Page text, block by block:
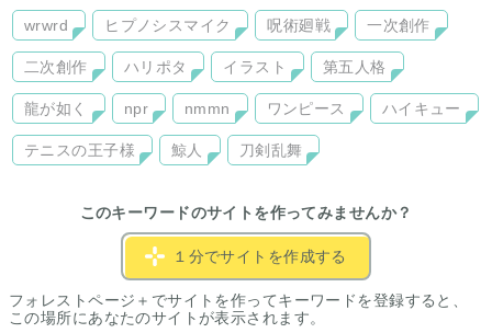
wrwrd ヒプノシスマイク 呪術廻戦 一次創作
二次創作 ハリポタ イラスト 第五人格
龍が如く npr nmmn ワンピース ハイキュー
テニスの王子様 鯨人 刀剣乱舞
このキーワードのサイトを作ってみませんか？
１分でサイトを作成する
フォレストページ＋でサイトを作ってキーワードを登録すると、
この場所にあなたのサイトが表示されます。